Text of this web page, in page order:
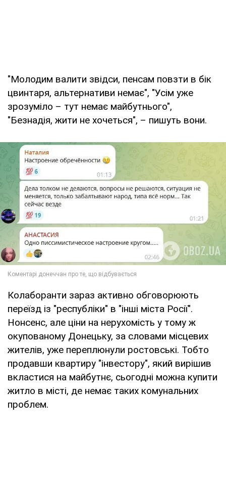
"Молодим валити звідси, пенсам повзти в бік
цвинтаря, альтернативи немає", "Усім уже
зрозуміло – тут немає майбутнього",
"Безнадія, жити не хочеться", – пишуть вони.
Колаборанти зараз активно обговорюють
переїзд із "республіки" в "інші міста Росії".
Нонсенс, але ціни на нерухомість у тому ж
окупованому Донецьку, за словами місцевих
жителів, уже переплюнули ростовські. Тобто
продавши квартиру "інвестору", який вирішив
вкластися на майбутнє, сьогодні можна купити
житло в місті, де немає таких комунальних
проблем.